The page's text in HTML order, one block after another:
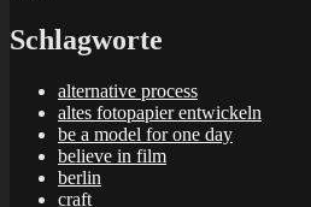
Schlagworte
alternative process
altes fotopapier entwickeln
be a model for one day
believe in film
berlin
craft